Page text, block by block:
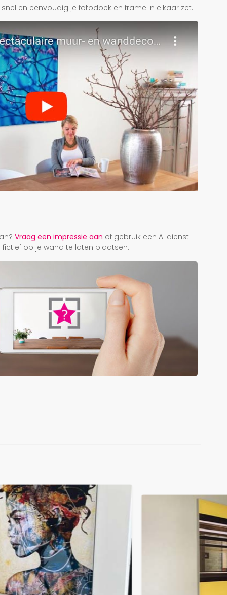
en eenvoudig je fotodoek en frame in elkaar zet.
Vraag een impressie aan of gebruik een AI dienst
op je wand te laten plaatsen.